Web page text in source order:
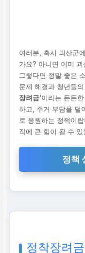
여러분, 혹시 괴산군
가요? 아니면 이미
그렇다면 정말 좋은
문제 해결과 청년들
장려금‘이라는 든든
하고, 주거 부담을 덜
로 응원하는 정책이
작에 큰 힘이 될 수 있
정책
정착장려